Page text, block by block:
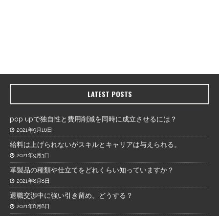
LATEST POSTS
pop upで独自性と費用削減を同時に成立させるには？
2021年9月16日
給料は上げられないがスキルとキャリアは与えられる。
2021年9月3日
革製品の種類や仕立てをどれくらい知っていますか？
2021年8月8日
退職交渉中に強い引き留め。どうする？
2021年8月8日